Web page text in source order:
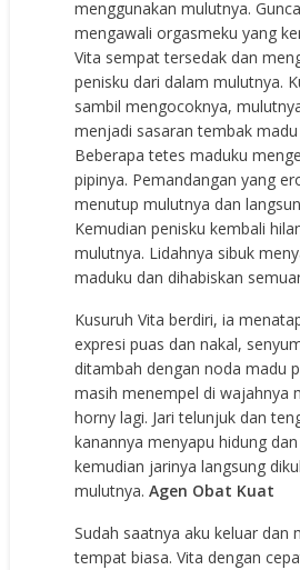
menggunakan mulutnya.
mengawali orgasmeku yang
Vita sempat tersedak dan
penisku dari dalam mulutnya.
sambil mengocoknya,
menjadi sasaran tembak
Beberapa tetes maduku
pipinya. Pemandangan yang
menutup mulutnya dan
Kemudian penisku kembali
mulutnya. Lidahnya sibuk
maduku dan dihabiskan
Kusuruh Vita berdiri, ia
expresi puas dan nakal,
ditambah dengan noda madu
masih menempel di wajahnya
horny lagi. Jari telunjuk dan
kanannya menyapu hidung
kemudian jarinya langsung
mulutnya.Agen Obat Kuat
Sudah saatnya aku keluar dan
tempat biasa. Vita dengan